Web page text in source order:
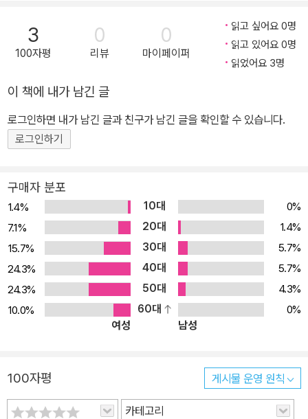
점성 별자리, 행성의 통합적인 해석을 통해 카드의 심층적인 이해를
돕습니다. 단편적인 키워드가 아닌 다각도로 해석 할 수 있는 리딩의
폭을 넓혀줍니다. 3. 단순한 긍정,부정 해석을 넘어서는 ‘오늘의 인사
한 장이 가진 깊은 통찰력을 통해 내담자가 처한 구체적인 상황에 맞
는 맞춤형 솔루션을 제공합니다. 4. 수비학을 활용한 ‘운세 풀이법’과
‘기질.적성,직업’ 풀이 수록 타로난 기질과 적성을 통해 알맞은 직업을
상세한 풀이법을 제시합니다. 5. 실전 사례와 다양한 배열법 제공 막
힘없는 타로 해석을 위한 실전 상담 사례와 리딩 배열법을 수록하였
습니다. 상황에 맞는 상담 사례를 통해 배열법을 통한 해석 기법을 제
공합니다. 【 이런 분들께 추천합니다 】 타로를 배워서 프로 타로상담
사로 입문하고 싶은 분 이론 키워드 암기가 아닌 실전 중심으로 타로
를 배우고 싶은 분 타로를 독학했지만 해석에서 말문이 막히는 분 『타
로, 오늘부터 프로』 는 처음 접하는 독자들도 쉽게 이해할 수 있도록
방대한 노하우와 실전 해석을 풍부하게 수록했습니다. 단순한 해석을
넘어 프로 타로상담사로 성장하려는 독자들에게 흔들림 없는 이정표
분도 오늘부터 프로가 되기에 충분합니다.
3
100자평
0
리뷰
0
마이페이퍼
읽고 싶어요 0명
읽고 있어요 0명
읽었어요 3명
이 책에 내가 남긴 글
로그인하면 내가 남긴 글과 친구가 남긴 글을 확인할 수 있습니다.
로그인하기
구매자 분포
1.4% 10대
0%
7.1%
20대
1.4%
15.7%
30대
5.7%
24.3%
40대
5.7%
24.3%
50대
4.3%
10.0%
60대
0%
여성
남성
100자평 게시물 운영 원칙
카테고리